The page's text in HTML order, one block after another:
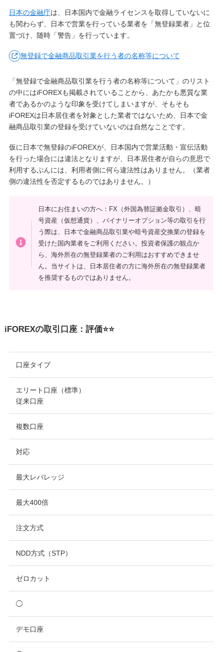
日本の金融庁は、日本国内で金融ライセンスを取得していないに
も関わらず、日本で営業を行っている業者を「無登録業者」と位
置づけ、随時「警告」を行っています。
無登録で金融商品取引業を行う者の名称等について
「無登録で金融商品取引業を行う者の名称等について」のリスト
の中にはiFOREXも掲載されていることから、あたかも悪質な業
者であるかのような印象を受けてしまいますが、そもそも
iFOREXは日本居住者を対象とした業者ではないため、日本で金
融商品取引業の登録を受けていないのは自然なことです。
仮に日本で無登録のiFOREXが、日本国内で営業活動・宣伝活動
を行った場合には違法となりますが、日本居住者が自らの意思で
利用するぶんには、利用者側に何ら違法性はありません。（業者
側の違法性を否定するものではありません。）
日本にお住まいの方へ：FX（外国為替証拠金取引）、暗
号資産（仮想通貨）、バイナリーオプション等の取引を行
う際は、日本で金融商品取引業や暗号資産交換業の登録を
受けた国内業者をご利用ください。投資者保護の観点か
ら、海外所在の無登録業者のご利用はおすすめできませ
ん。当サイトは、日本居住者の方に海外所在の無登録業者
を推奨するものではありません。
iFOREXの取引口座：評価⭐️⭐️
口座タイプ
エリート口座（標準）
従来口座
複数口座
対応
最大レバレッジ
最大400倍
注文方式
NDD方式（STP）
ゼロカット
◯
デモ口座